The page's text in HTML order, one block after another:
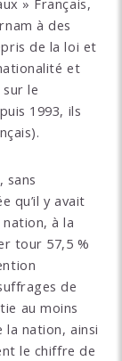
» Français,
à des
de la loi et
et
le
1993, ils
sans
qu’il y avait
à la
tour 57,5 %
de
au moins
la nation, ainsi
le chiffre de